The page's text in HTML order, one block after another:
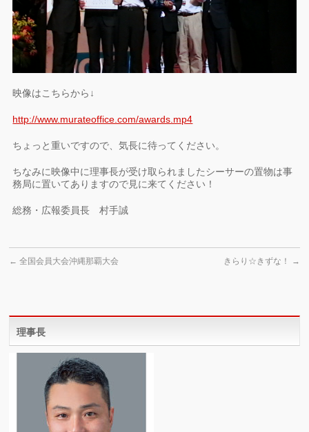
映像はこちらから↓
http://www.murateoffice.com/awards.mp4
ちょっと重いですので、気長に待ってください。
ちなみに映像中に理事長が受け取られましたシーサーの置物は事
務局に置いてありますので見に来てください！
総務・広報委員長 村手誠
← 全国会員大会沖縄那覇大会 きらり☆きずな！ →
理事長